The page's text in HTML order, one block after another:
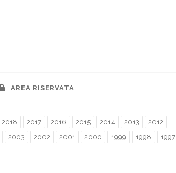
AREA RISERVATA
2018 2017 2016 2015 2014 2013
2012
2003 2002 2001 2000 1999 1998
1997